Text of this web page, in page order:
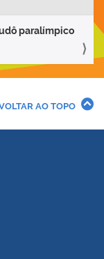
paralímpico
AO TOPO